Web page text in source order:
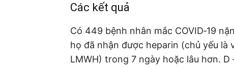
Các kết quả
Có 449 bệnh nhân mắc COVID‐19
họ đã nhận được heparin (chủ yếu
LMWH) trong 7 ngày hoặc lâu hơn.